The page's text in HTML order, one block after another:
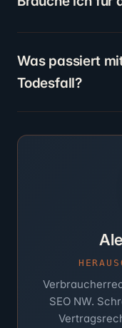
Was passiert
Todesfall?
SEO NW.